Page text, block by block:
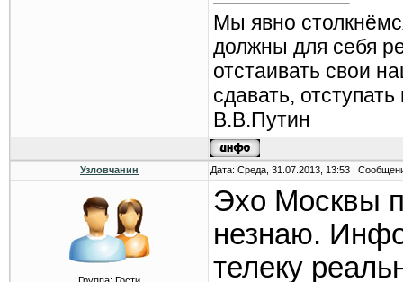
Мы явно
должны для себя
отстаивать свои
сдавать,
В.В.Путин
Узловчанин Дата: Среда, 31.07.2013, 13:53 |
Эхо Москвы
незнаю.
телеку